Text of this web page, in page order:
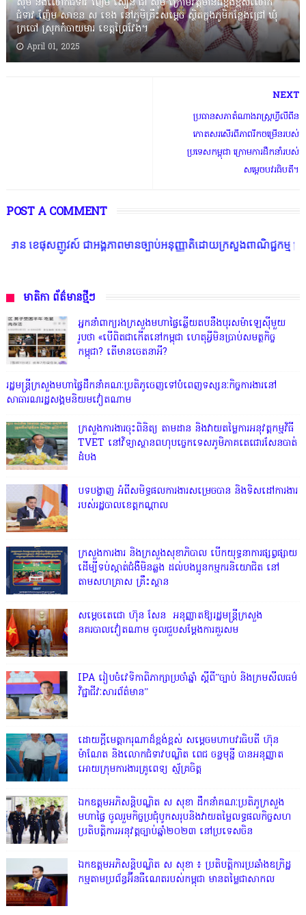
ស៊ីម និងលោកជំទាវ ញ៉ែម សឿន ជា ស៊ីម ក្រោមវត្តមានដ៏ខ្ពង់ខ្ពស់លោក
ជំទាវ ញ៉ែម សាខន ស ខេង នៅភូមិគ្រឹះសម្តេច ស្ថិតក្នុងភូមិកន្លែងជ្រៅ ឃុំ
ក្របៅ ស្រុកកំចាយមារ ខេត្តព្រៃវែង។
April 01, 2025
NEXT
ប្រធានសភាតំណាងរាស្ត្រហ្វីលីពីន
កោតសរសេីរពីភាពរីកចម្រើនរបស់
ប្រទេសកម្ពុជា ក្រោមការដឹកនាំរបស់
សម្ដេចបវរធិបតី។
POST A COMMENT
ាអង្គភាពមានច្បាប់អនុញ្ញាតិដោយក្រសួងពាណិជ្ជកម្ម ក្រសួងការងារ ក្រសួ
មាតិកា ព័ត៌មានថ្មីៗ
អ្នកនាំពាក្យរងក្រសួងមហាផ្ទៃឆ្លើយតបនឹងបុរសម៉ាឡេស៊ីមួយ
រូបថា «បើពិតជាកើតនៅកម្ពុជា ហេតុអ្វីមិនប្រាប់សមត្ថកិច្ច
កម្ពុជា? តើមានចេតនាអី?
រដ្ឋមន្ត្រីក្រសួងមហាផ្ទៃដឹកនាំគណៈប្រតិភូចេញទៅបំពេញទស្សនៈកិច្ចការងារនៅ
សាធារណរដ្ឋសង្គមនិយមវៀតណាម
ក្រសួងការងារចុះពិនិត្យ តាមដាន និងវាយតម្លៃការអនុវត្តកម្មវិធី
TVET នៅវិទ្យាស្ថានពហុបច្ចេកទេសភូមិភាគតេជោរសែនបាត់
ដំបង
បទបង្ហាញ អំពីសមិទ្ធផលការងារសម្រេចបាន និងទិសដៅការងារ
របស់រដ្ឋបាលខេត្តកណ្តាល
ក្រសួងការងារ និងក្រសួងសុខាភិបាល បើកយុទ្ធនាការផ្សព្វផ្សាយ
ដើម្បីទប់ស្កាត់ជំងឺមិនឆ្លង ដល់បងប្អូនកម្មករនិយោជិត នៅ
តាមសហគ្រាស គ្រឹះស្ថាន
សម្តេចតេជោ ហ៊ុន សែន អនុញ្ញាតឱ្យរដ្ឋមន្ត្រីក្រសួង
នគរបាលវៀតណាម ចូលជួបសម្តែងការគួរសម
IPA រៀបចំវេទិកាពិភាក្សាប្រចាំឆ្នាំ ស្តីពី”ច្បាប់ និងក្រមសីលធម៌
វិជ្ជាជីវៈសារព័ត៌មាន”
ដោយក្តីមេត្តាករុណាដ៏ខ្ពង់ខ្ពស់ សម្តេចមហាបវរធិបតី ហ៊ុន
ម៉ាណែត និងលោកជំទាវបណ្ឌិត ពេជ ចន្ទមុន្នី បានអនុញ្ញាត
អោយក្រុមការងារគ្រូពេទ្យ ស្ម័គ្រចិត្ត
ឯកឧត្តមអភិសន្តិបណ្ឌិត ស សុខា ដឹកនាំគណៈប្រតិភូក្រសួង
មហាផ្ទៃ ចូលរួមកិច្ចប្រជុំបូកសរុបនិងវាយតម្លៃលទ្ធផលកិច្ចសហ
ប្រតិបត្តិការអនុវត្តច្បាប់ឆ្នាំ២០២៣ នៅប្រទេសចិន
ឯកឧត្តមអភិសន្តិបណ្ឌិត ស សុខា ៖ ប្រតិបត្តិការប្រឆាំងឧក្រិដ្ឋ
កម្មតាមប្រព័ន្ធអ៊ីនធឺណេតរបស់កម្ពុជា មានតម្លៃជាសាកល